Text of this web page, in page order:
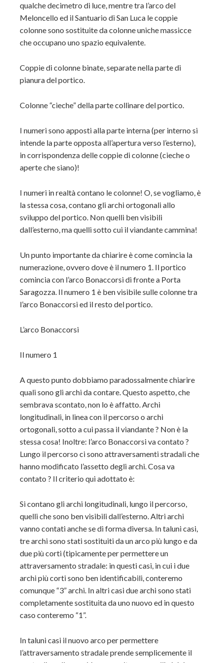
qualche decimetro di luce, mentre tra l’arco del
Meloncello ed il Santuario di San Luca le coppie
colonne sono sostituite da colonne uniche massicce
che occupano uno spazio equivalente.
Coppie di colonne binate, separate nella parte di
pianura del portico.
Colonne “cieche” della parte collinare del portico.
I numeri sono apposti alla parte interna (per interno si
intende la parte opposta all’apertura verso l’esterno),
in corrispondenza delle coppie di colonne (cieche o
aperte che siano)!
I numeri in realtà contano le colonne! O, se vogliamo, è
la stessa cosa, contano gli archi ortogonali allo
sviluppo del portico. Non quelli ben visibili
dall’esterno, ma quelli sotto cui il viandante cammina!
Un punto importante da chiarire è come comincia la
numerazione, ovvero dove è il numero 1. Il portico
comincia con l’arco Bonaccorsi di fronte a Porta
Saragozza. Il numero 1 è ben visibile sulle colonne tra
l’arco Bonaccorsi ed il resto del portico.
L’arco Bonaccorsi
Il numero 1
A questo punto dobbiamo paradossalmente chiarire
quali sono gli archi da contare. Questo aspetto, che
sembrava scontato, non lo è affatto. Archi
longitudinali, in linea con il percorso o archi
ortogonali, sotto a cui passa il viandante ? Non è la
stessa cosa! Inoltre: l’arco Bonaccorsi va contato ?
Lungo il percorso ci sono attraversamenti stradali che
hanno modificato l’assetto degli archi. Cosa va
contato ? Il criterio qui adottato è:
Si contano gli archi longitudinali, lungo il percorso,
quelli che sono ben visibili dall’esterno. Altri archi
vanno contati anche se di forma diversa. In taluni casi,
tre archi sono stati sostituiti da un arco più lungo e da
due più corti (tipicamente per permettere un
attraversamento stradale: in questi casi, in cui i due
archi più corti sono ben identificabili, conteremo
comunque “3” archi. In altri casi due archi sono stati
completamente sostituita da uno nuovo ed in questo
caso conteremo “1”.
In taluni casi il nuovo arco per permettere
l’attraversamento stradale prende semplicemente il